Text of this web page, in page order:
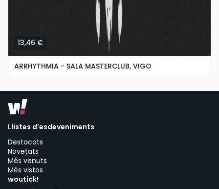
13,46 €
ARRHYTHMIA - SALA MASTERCLUB, VIGO
Llistes d’esdeveniments
Destacats
Novetats
Més venuts
Més vistos
woutick!